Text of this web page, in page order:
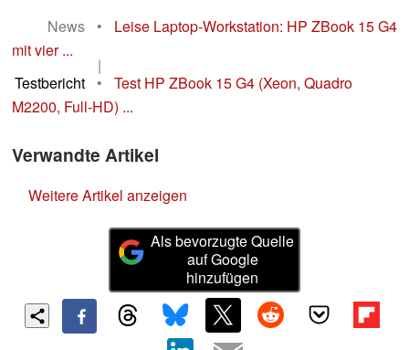
News
•
Leise Laptop-Workstation: HP ZBook 15 G4
mit vier ...
|
Testbericht
•
Test HP ZBook 15 G4 (Xeon, Quadro
M2200, Full-HD) ...
Verwandte Artikel
Weitere Artikel anzeigen
Als bevorzugte Quelle
auf Google
hinzufügen